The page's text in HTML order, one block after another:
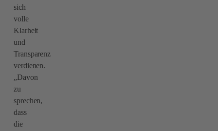
sich
volle
Klarheit
und
Transparenz
verdienen.
„Davon
zu
sprechen,
dass
die